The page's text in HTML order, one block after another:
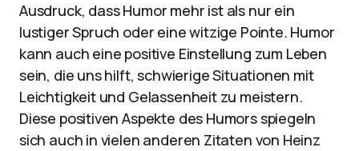
Ausdruck, dass Humor mehr ist als nur ein
lustiger Spruch oder eine witzige Pointe. Humor
kann auch eine positive Einstellung zum Leben
sein, die uns hilft, schwierige Situationen mit
Leichtigkeit und Gelassenheit zu meistern.
Diese positiven Aspekte des Humors spiegeln
sich auch in vielen anderen Zitaten von Heinz